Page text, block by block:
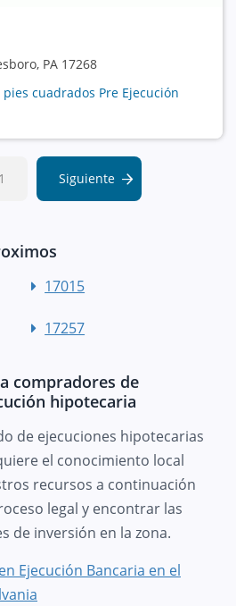
PA 17268
pies cuadrados Pre Ejecución
Siguiente
17015
17257
compradores de
hipotecaria
de ejecuciones hipotecarias
el conocimiento local
recursos a continuación
legal y encontrar las
de inversión en la zona.
Ejecución Bancaria en el